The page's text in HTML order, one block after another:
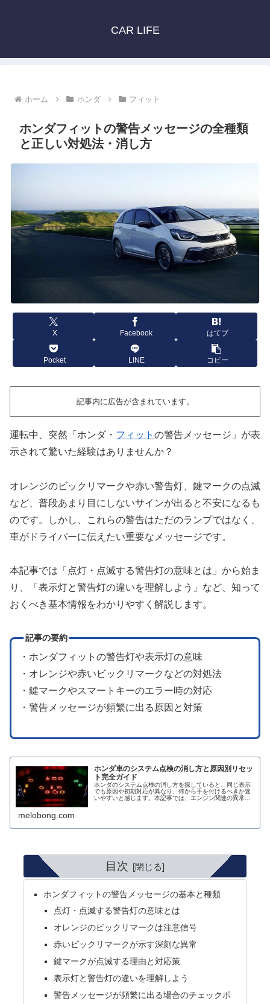
CAR LIFE
ホーム ホンダ フィット
ホンダフィットの警告メッセージの全種類
と正しい対処法・消し方
X Facebook はてブ
Pocket LINE コピー
記事内に広告が含まれています。
運転中、突然「ホンダ・ フィット の警告メッセージ」が表
示されて驚いた経験はありませんか？
オレンジのビックリマークや赤い警告灯、鍵マークの点滅
など、普段あまり目にしないサインが出ると不安になるも
のです。しかし、これらの警告はただのランプではなく、
車がドライバーに伝えたい重要なメッセージです。
本記事では「点灯・点滅する警告灯の意味とは」から始ま
り、「表示灯と警告灯の違いを理解しよう」など、知って
おくべき基本情報をわかりやすく解説します。
記事の要約
・ホンダフィットの警告灯や表示灯の意味
・オレンジや赤いビックリマークなどの対処法
・鍵マークやスマートキーのエラー時の対応
・警告メッセージが頻繁に出る原因と対策
ホンダ車のシステム点検の消し方と原因別リセッ
ト完全ガイド
ホンダのシステム点検の消し方を探していると、同じ表示
でも原因や初期対応が異なり、何から手を付けるべきか迷
いやすいと感じます。本記事では、エンジン関連の異常や
melobong.com
目次
ホンダフィットの警告メッセージの基本と種類
点灯・点滅する警告灯の意味とは
オレンジのビックリマークは注意信号
赤いビックリマークが示す深刻な異常
鍵マークが点滅する理由と対応策
表示灯と警告灯の違いを理解しよう
警告メッセージが頻繁に出る場合のチェックポ